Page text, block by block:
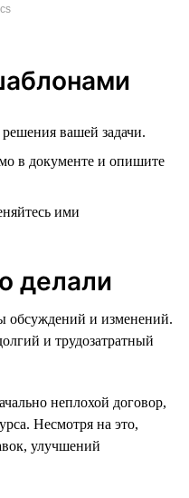
вашей задачи.
в документе и опишите
ими
делали
обсуждений и изменений.
и трудозатратный
неплохой договор,
Несмотря на это,
улучшений